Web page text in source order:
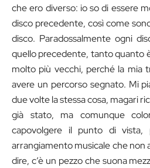
che ero diverso: io so di essere
disco precedente, così come
disco. Paradossalmente ogni
quello precedente, tanto quanto
molto più vecchi, perché la mia
avere un percorso segnato. Mi
due volte la stessa cosa, magari
già stato, ma comunque
capovolgere il punto di vista,
arrangiamento musicale che non
dire, c’è un pezzo che suona